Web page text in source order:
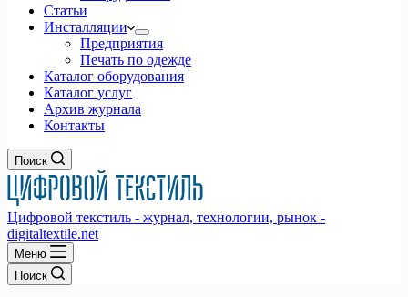
Статьи
Инсталляции
Предприятия
Печать по одежде
Каталог оборудования
Каталог услуг
Архив журнала
Контакты
Поиск
Цифровой текстиль - журнал, технологии, рынок -
digitaltextile.net
Меню
Поиск